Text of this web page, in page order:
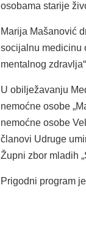
osobama starije
Marija Mašanović
socijalnu medicinu
mentalnog
U obilježavanju
nemoćne osobe
nemoćne osobe
članovi Udruge
Župni zbor mladih
Prigodni program